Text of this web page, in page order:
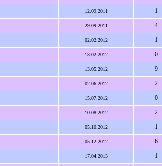
12.09.2011 1
29.09.2011 4
02.02.2012 1
13.02.2012 0
13.05.2012 9
02.06.2012 2
15.07.2012 0
10.08.2012 2
05.10.2012 1
05.12.2012 6
17.04.2013 1